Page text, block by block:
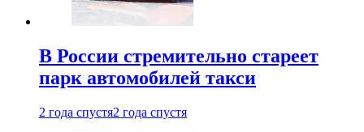
В России стремительно стареет
парк автомобилей такси
2 года спустя2 года спустя